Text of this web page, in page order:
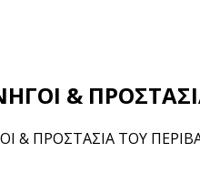
&
& ΠΡΟΣΤΑΣΙΑ ΤΟΥ